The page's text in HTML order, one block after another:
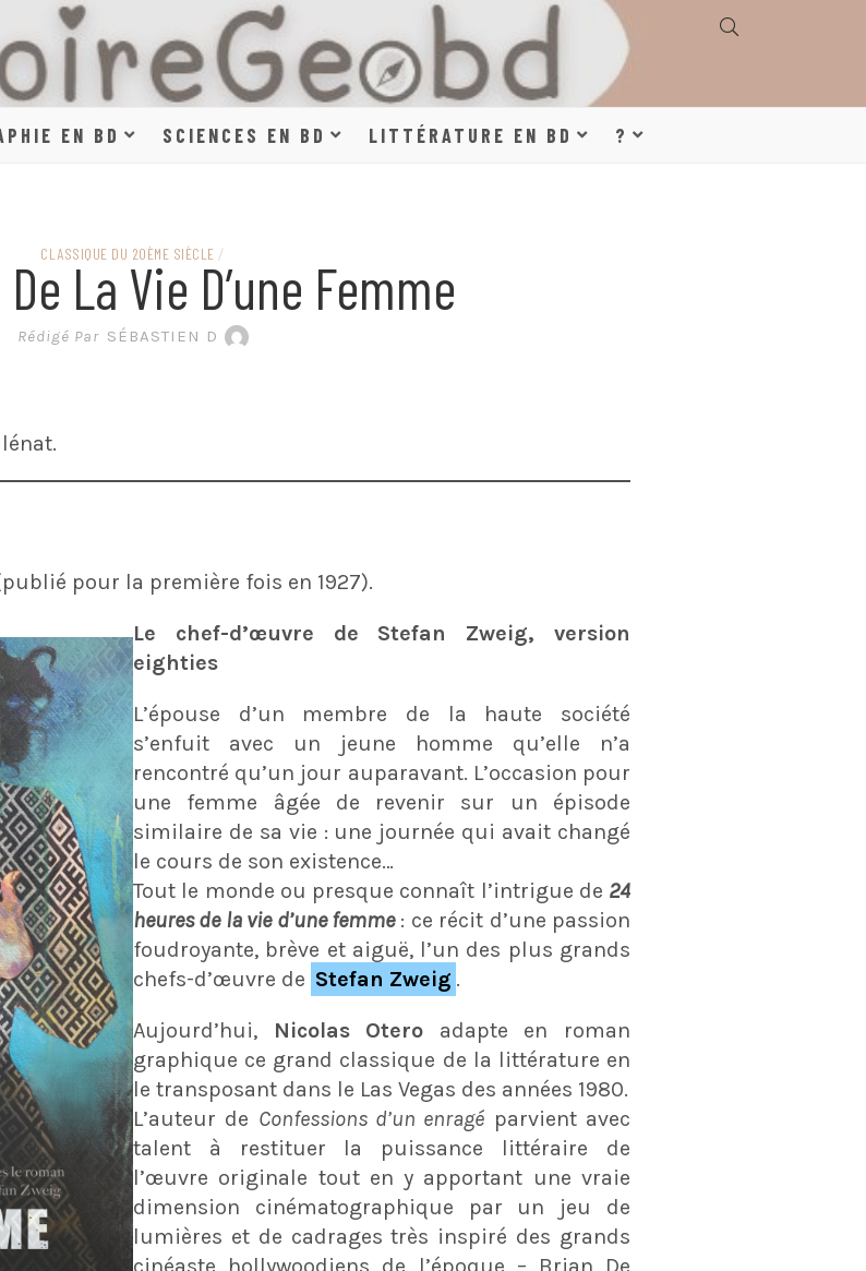
HISTOIRE, GÉOGRAPHIE,
SCIENCES, LITTÉRATURE
EN BANDE DESSINÉE
EN BD SCIENCES EN BD LITTÉRATURE EN BD ?
CLASSIQUE DU 20ÈME SIÈCLE /
La Vie D’une Femme
Rédigé Par SÉBASTIEN D
pour la première fois en 1927).
Le chef-d’œuvre de Stefan Zweig, version
eighties
L’épouse d’un membre de la haute société
s’enfuit avec un jeune homme qu’elle n’a
rencontré qu’un jour auparavant. L’occasion pour
une femme âgée de revenir sur un épisode
similaire de sa vie : une journée qui avait changé
le cours de son existence…
Tout le monde ou presque connaît l’intrigue de 24
heures de la vie d’une femme: ce récit d’une passion
foudroyante, brève et aiguë, l’un des plus grands
chefs-d’œuvre de Stefan Zweig .
Aujourd’hui, Nicolas Otero adapte en roman
graphique ce grand classique de la littérature en
le transposant dans le Las Vegas des années 1980.
L’auteur de Confessions d’un enragé parvient avec
talent à restituer la puissance littéraire de
l’œuvre originale tout en y apportant une vraie
dimension cinématographique par un jeu de
lumières et de cadrages très inspiré des grands